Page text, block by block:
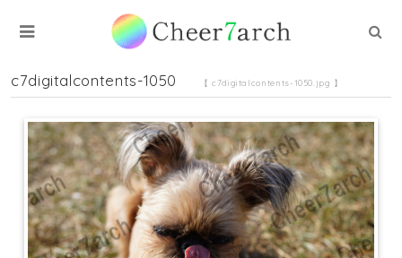
c7digitalcontents-1050 【 c7digitalcontents-1050.jpg 】